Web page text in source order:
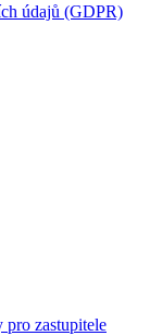
údajů (GDPR)
pro zastupitele